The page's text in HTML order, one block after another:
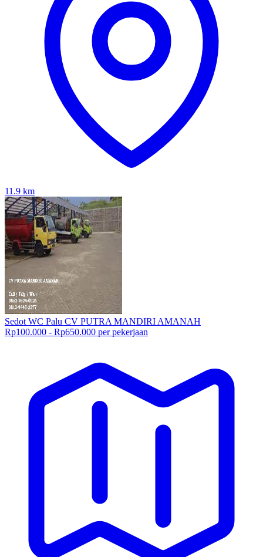
11.9 km
Sedot WC Palu CV PUTRA MANDIRI AMANAH
Rp100.000 - Rp650.000 per pekerjaan